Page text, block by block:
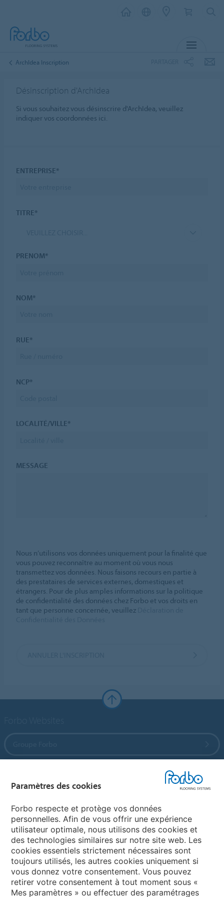
ArchIdea Inscription
Désinscription d'ArchIdea
Si vous souhaitez vous désinscrire d'ArchIdea, veuillez
indiquer vos coordonnées ici.
ENTREPRISE*
TITRE*
PRENOM*
NOM*
RUE*
NCP*
LOCALITÉ/VILLE*
MESSAGE
Nous n’utilisons vos données uniquement pour la finalité que
vous pouvez reconnaître au moment où vous nous
transmettez vos données. Nous faisons recours en partie à
des prestataires de services externes, domestiques et
étrangers. Pour de plus amples informations sur la politique
de confidentialité des données chez Forbo et vos droits en
tant que personne concernée, veuillez
Selectionnez un pays
Sélectionnez votre pays
Paramètres des cookies
Forbo respecte et protège vos données
personnelles. Afin de vous offrir une expérience
utilisateur optimale, nous utilisons des cookies et
des technologies similaires sur notre site web. Les
cookies essentiels strictement nécessaires sont
toujours utilisés, les autres cookies uniquement si
vous donnez votre consentement. Vous pouvez
retirer votre consentement à tout moment sous «
Mes paramètres » ou effectuer des paramétrages